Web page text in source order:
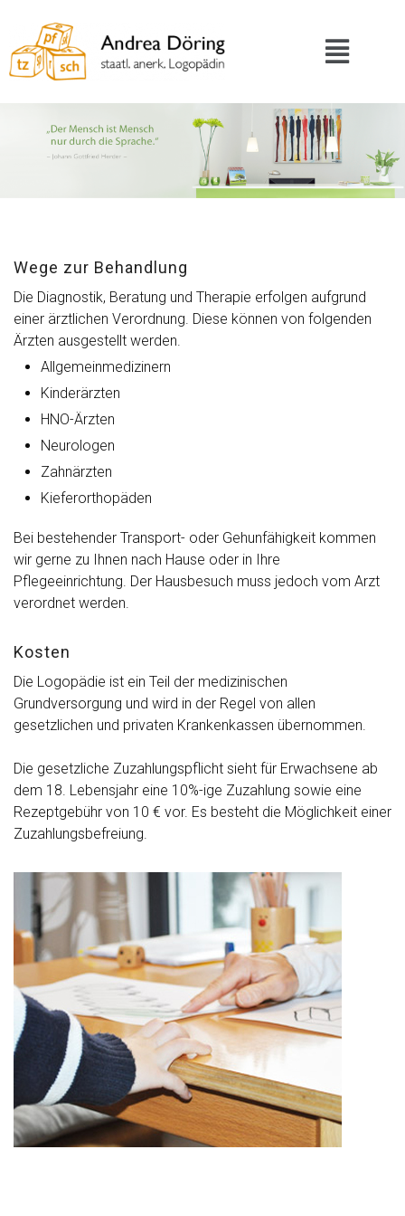
Wege zur Behandlung
Die Diagnostik, Beratung und Therapie erfolgen aufgrund
einer ärztlichen Verordnung. Diese können von folgenden
Ärzten ausgestellt werden.
Allgemeinmedizinern
Kinderärzten
HNO-Ärzten
Neurologen
Zahnärzten
Kieferorthopäden
Bei bestehender Transport- oder Gehunfähigkeit kommen
wir gerne zu Ihnen nach Hause oder in Ihre
Pflegeeinrichtung. Der Hausbesuch muss jedoch vom Arzt
verordnet werden.
Kosten
Die Logopädie ist ein Teil der medizinischen
Grundversorgung und wird in der Regel von allen
gesetzlichen und privaten Krankenkassen übernommen.
Die gesetzliche Zuzahlungspflicht sieht für Erwachsene ab
dem 18. Lebensjahr eine 10%-ige Zuzahlung sowie eine
Rezeptgebühr von 10 € vor. Es besteht die Möglichkeit einer
Zuzahlungsbefreiung.